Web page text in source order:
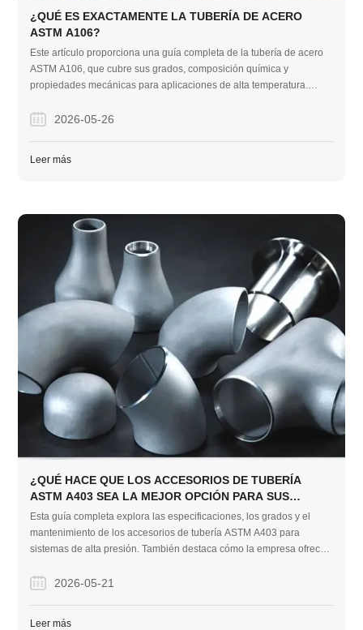
¿QUÉ ES EXACTAMENTE LA TUBERÍA DE ACERO
ASTM A106?
Este artículo proporciona una guía completa de la tubería de acero
ASTM A106, que cubre sus grados, composición química y
propiedades mecánicas para aplicaciones de alta temperatura.
calidad de la empresa para proyectos industriales globales.
2026-05-26
Leer más
¿QUÉ HACE QUE LOS ACCESORIOS DE TUBERÍA
ASTM A403 SEA LA MEJOR OPCIÓN PARA SUS
SISTEMAS DE PRESIÓN?
Esta guía completa explora las especificaciones, los grados y el
mantenimiento de los accesorios de tubería ASTM A403 para
sistemas de alta presión. También destaca cómo la empresa ofrece
proyectos EPC globales.
2026-05-21
Leer más